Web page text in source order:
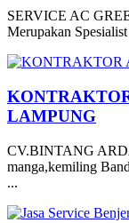
SERVICE AC
Merupakan
LAMPUNG
CV.BINTANG
manga,kemiling
...